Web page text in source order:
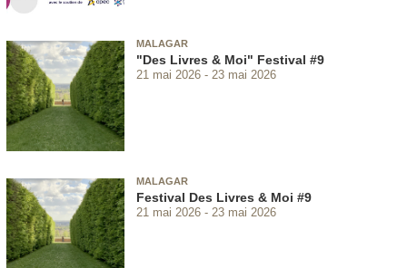
MALAGAR
"Des Livres & Moi" Festival #9
21 mai 2026 23 mai 2026
MALAGAR
Festival Des Livres & Moi #9
21 mai 2026 23 mai 2026